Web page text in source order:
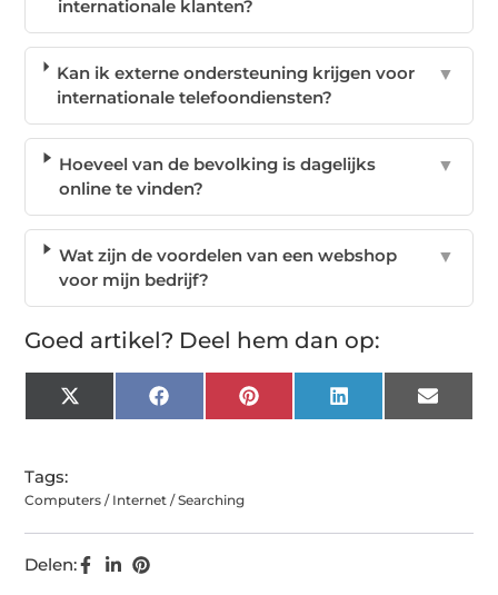
internationale klanten?
Kan ik externe ondersteuning krijgen voor
internationale telefoondiensten?
▼
Hoeveel van de bevolking is dagelijks
online te vinden?
▼
Wat zijn de voordelen van een webshop
voor mijn bedrijf?
▼
Goed artikel? Deel hem dan op:
X
(Twitter)
FacebookPinterest LinkedIn Email
Tags:
Computers / Internet / Searching
Delen: